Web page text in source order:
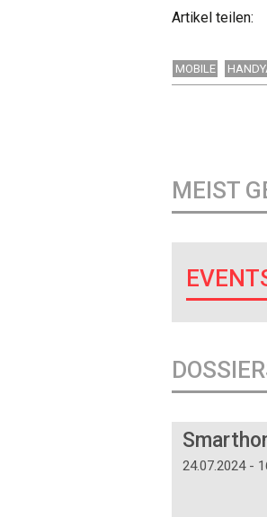
Artikel teilen:
MOBILE
MEIST
24.07.2024 -